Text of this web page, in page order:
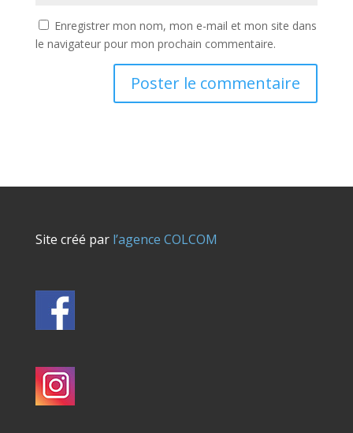
Enregistrer mon nom, mon e-mail et mon site dans
le navigateur pour mon prochain commentaire.
Site créé parl’agence COLCOM